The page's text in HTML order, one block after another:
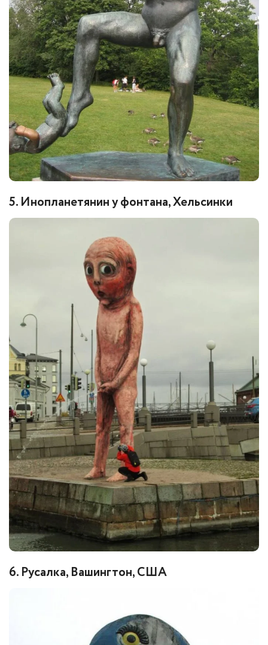
5. Инопланетянин у фонтана, Хельсинки
6. Русалка, Вашингтон, США